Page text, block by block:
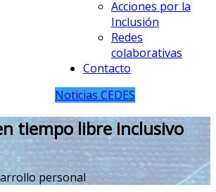
Acciones por la
Inclusión
Redes
colaborativas
Contacto
Noticias CEDES
tiempo libre inclusivo
personal